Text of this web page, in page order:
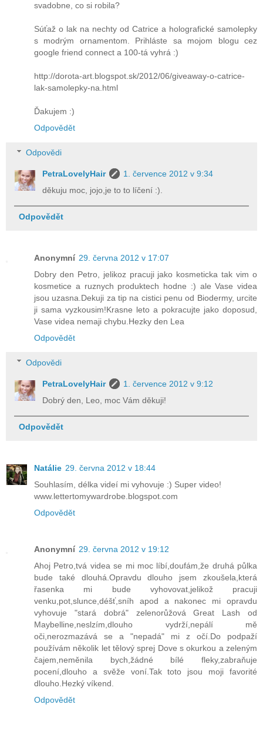
svadobne, co si robila?
Súťaž o lak na nechty od Catrice a holografické samolepky
s modrým ornamentom. Prihláste sa mojom blogu cez
google friend connect a 100-tá vyhrá :)
http://dorota-art.blogspot.sk/2012/06/giveaway-o-catrice-
lak-samolepky-na.html
Ďakujem :)
Odpovědět
Odpovědi
PetraLovelyHair
1. července 2012 v 9:34
děkuju moc, jojo,je to to líčení :).
Odpovědět
Anonymní 29. června 2012 v 17:07
Dobry den Petro, jelikoz pracuji jako kosmeticka tak vim o
kosmetice a ruznych produktech hodne :) ale Vase videa
jsou uzasna.Dekuji za tip na cistici penu od Biodermy, urcite
ji sama vyzkousim!Krasne leto a pokracujte jako doposud,
Vase videa nemaji chybu.Hezky den Lea
Odpovědět
Odpovědi
PetraLovelyHair
1. července 2012 v 9:12
Dobrý den, Leo, moc Vám děkuji!
Odpovědět
Natálie 29. června 2012 v 18:44
Souhlasím, délka videí mi vyhovuje :) Super video!
www.lettertomywardrobe.blogspot.com
Odpovědět
Anonymní 29. června 2012 v 19:12
Ahoj Petro,tvá videa se mi moc líbí,doufám,že druhá půlka
bude také dlouhá.Opravdu dlouho jsem zkoušela,která
řasenka mi bude vyhovovat,jelikož pracuji
venku,pot,slunce,déšť,sníh apod a nakonec mi opravdu
vyhovuje "stará dobrá" zelenorůžová Great Lash od
Maybelline,neslzím,dlouho vydrží,nepálí mě
oči,nerozmazává se a "nepadá" mi z očí.Do podpaží
používám několik let tělový sprej Dove s okurkou a zeleným
čajem,neměnila bych,žádné bílé fleky,zabraňuje
pocení,dlouho a svěže voní.Tak toto jsou moji favorité
dlouho.Hezký víkend.
Odpovědět